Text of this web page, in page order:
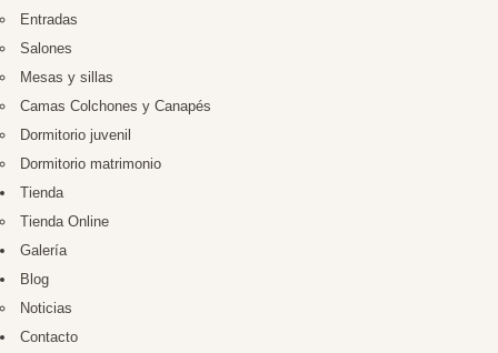
Entradas
Salones
Mesas y sillas
Camas Colchones y Canapés
Dormitorio juvenil
Dormitorio matrimonio
Tienda
Tienda Online
Galería
Blog
Noticias
Contacto